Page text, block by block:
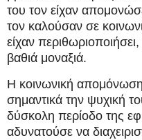
του τον είχαν
τον καλούσαν σε
είχαν
βαθιά μοναξιά.
Η κοινωνική
σημαντικά την ψυχική
δύσκολη περίοδο της
αδυνατούσε να